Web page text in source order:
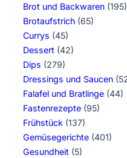
Brot und Backwaren (195)
Brotaufstrich (65)
Currys (45)
Dessert (42)
Dips (279)
Dressings und Saucen
Falafel und Bratlinge (44)
Fastenrezepte (95)
Frühstück (137)
Gemüsegerichte (401)
Gesundheit (5)